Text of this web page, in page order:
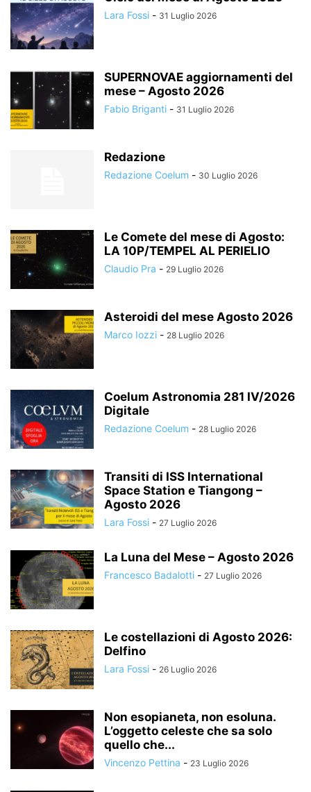
Lara Fossi - 31 Luglio 2026
SUPERNOVAE aggiornamenti del
mese – Agosto 2026
Fabio Briganti - 31 Luglio 2026
Redazione
Redazione Coelum - 30 Luglio 2026
Le Comete del mese di Agosto:
LA 10P/TEMPEL AL PERIELIO
Claudio Pra - 29 Luglio 2026
Asteroidi del mese Agosto 2026
Marco Iozzi - 28 Luglio 2026
Coelum Astronomia 281 IV/2026
Digitale
Redazione Coelum - 28 Luglio 2026
Transiti di ISS International
Space Station e Tiangong –
Agosto 2026
Lara Fossi - 27 Luglio 2026
La Luna del Mese – Agosto 2026
Francesco Badalotti - 27 Luglio 2026
Le costellazioni di Agosto 2026:
Delfino
Lara Fossi - 26 Luglio 2026
Non esopianeta, non esoluna.
L’oggetto celeste che sa solo
quello che...
Vincenzo Pettina - 23 Luglio 2026